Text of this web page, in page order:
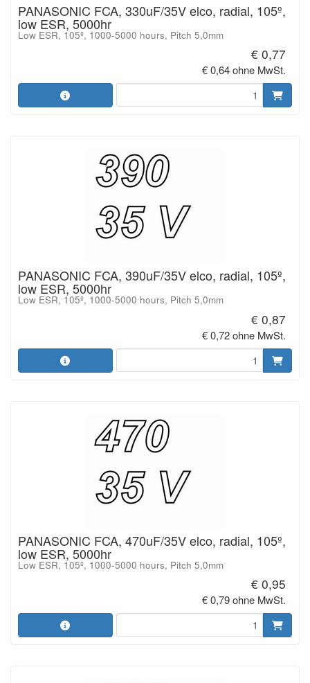
PANASONIC FCA, 330uF/35V elco, radial, 105º,
low ESR, 5000hr
Low ESR, 105º, 1000-5000 hours, Pitch 5,0mm
€ 0,77
€ 0,64 ohne MwSt.
PANASONIC FCA, 390uF/35V elco, radial, 105º,
low ESR, 5000hr
Low ESR, 105º, 1000-5000 hours, Pitch 5,0mm
€ 0,87
€ 0,72 ohne MwSt.
PANASONIC FCA, 470uF/35V elco, radial, 105º,
low ESR, 5000hr
Low ESR, 105º, 1000-5000 hours, Pitch 5,0mm
€ 0,95
€ 0,79 ohne MwSt.